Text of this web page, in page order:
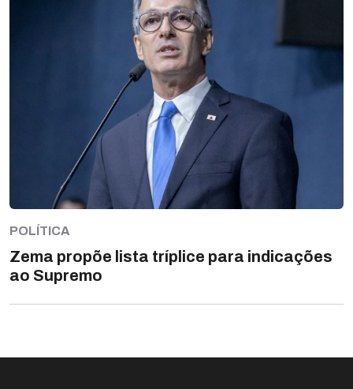
POLÍTICA
Zema propõe lista tríplice para indicações
ao Supremo